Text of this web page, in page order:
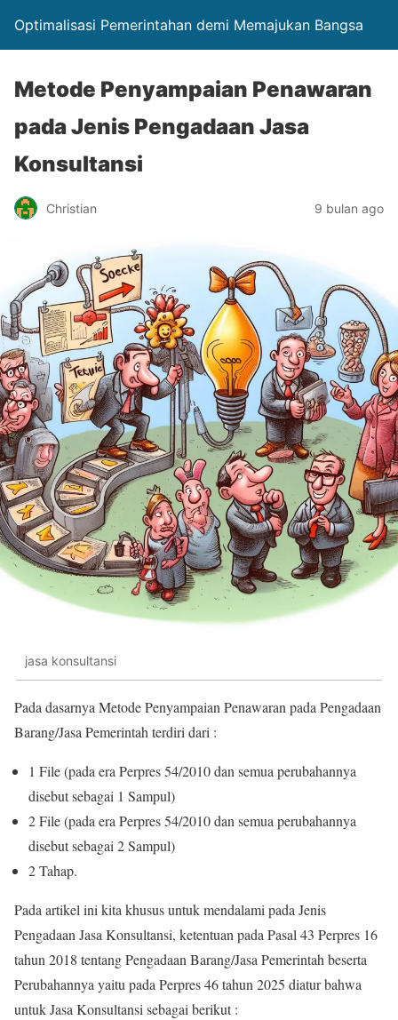
Optimalisasi Pemerintahan demi Memajukan Bangsa
Metode Penyampaian Penawaran
pada Jenis Pengadaan Jasa
Konsultansi
Christian 9 bulan ago
jasa konsultansi
Pada dasarnya Metode Penyampaian Penawaran pada Pengadaan
Barang/Jasa Pemerintah terdiri dari :
1 File (pada era Perpres 54/2010 dan semua perubahannya
disebut sebagai 1 Sampul)
2 File (pada era Perpres 54/2010 dan semua perubahannya
disebut sebagai 2 Sampul)
2 Tahap.
Pada artikel ini kita khusus untuk mendalami pada Jenis
Pengadaan Jasa Konsultansi, ketentuan pada Pasal 43 Perpres 16
tahun 2018 tentang Pengadaan Barang/Jasa Pemerintah beserta
Perubahannya yaitu pada Perpres 46 tahun 2025 diatur bahwa
untuk Jasa Konsultansi sebagai berikut :